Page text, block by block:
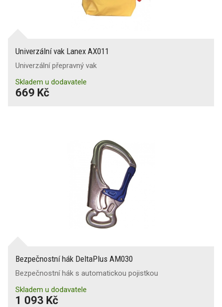
Univerzální vak Lanex AX011
Univerzální přepravný vak
Skladem u dodavatele
669 Kč
Bezpečnostní hák DeltaPlus AM030
Bezpečnostní hák s automatickou pojistkou
Skladem u dodavatele
1 093 Kč